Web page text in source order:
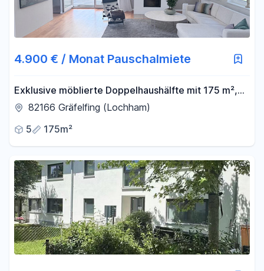
4.900 € / Monat Pauschalmiete
Exklusive möblierte Doppelhaushälfte mit 175 m²,
großem Privatgarten und Loftcharakter in Gräfelfing
82166 Gräfelfing (Lochham)
5
175m²